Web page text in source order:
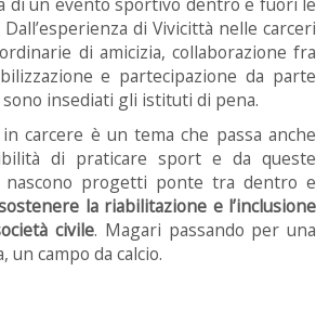
di un evento sportivo dentro e fuori le
di Vivicittà nelle carceri
di amicizia, collaborazione fra
e partecipazione da parte
insediati gli istituti di pena.
carcere è un tema che passa anche
di praticare sport e da queste
nascono progetti ponte tra dentro e
la riabilitazione e l’inclusione
civile. Magari passando per una
un campo da calcio.